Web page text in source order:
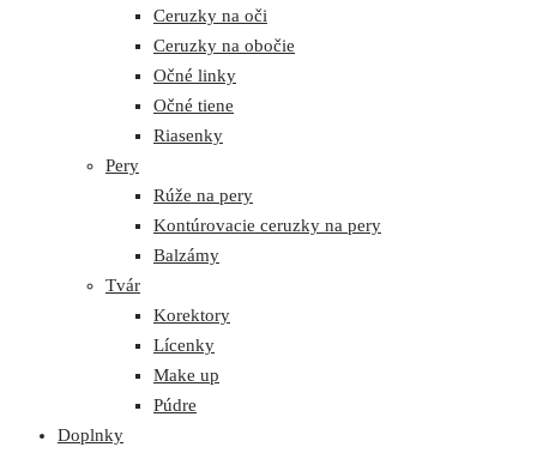
Ceruzky na oči
Ceruzky na obočie
Očné linky
Očné tiene
Riasenky
Pery
Rúže na pery
Kontúrovacie ceruzky na pery
Balzámy
Tvár
Korektory
Lícenky
Make up
Púdre
Doplnky